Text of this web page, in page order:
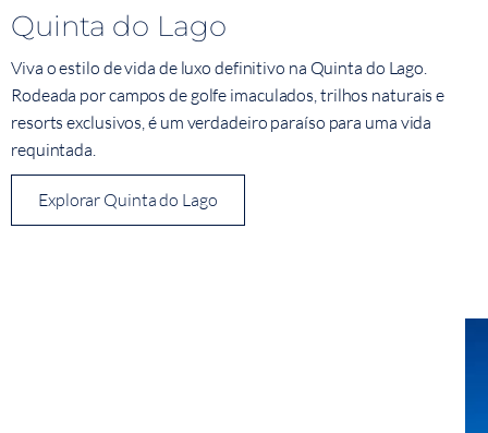
Quinta do Lago
Viva o estilo de vida de luxo definitivo na Quinta do Lago.
Rodeada por campos de golfe imaculados, trilhos naturais e
resorts exclusivos, é um verdadeiro paraíso para uma vida
requintada.
Explorar Quinta do Lago